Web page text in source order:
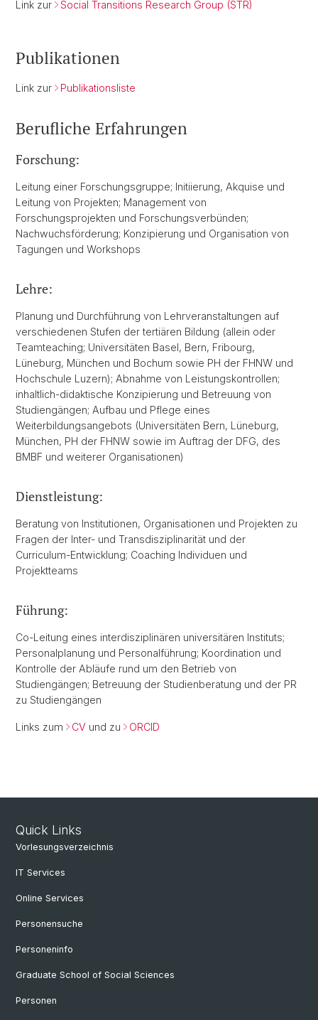
Link zur Social Transitions Research Group (STR)
Publikationen
Link zur Publikationsliste
Berufliche Erfahrungen
Forschung:
Leitung einer Forschungsgruppe; Initiierung, Akquise und
Leitung von Projekten; Management von
Forschungsprojekten und Forschungsverbünden;
Nachwuchsförderung; Konzipierung und Organisation von
Tagungen und Workshops
Lehre:
Planung und Durchführung von Lehrveranstaltungen auf
verschiedenen Stufen der tertiären Bildung (allein oder
Teamteaching; Universitäten Basel, Bern, Fribourg,
Lüneburg, München und Bochum sowie PH der FHNW und
Hochschule Luzern); Abnahme von Leistungskontrollen;
inhaltlich-didaktische Konzipierung und Betreuung von
Studiengängen; Aufbau und Pflege eines
Weiterbildungsangebots (Universitäten Bern, Lüneburg,
München, PH der FHNW sowie im Auftrag der DFG, des
BMBF und weiterer Organisationen)
Dienstleistung:
Beratung von Institutionen, Organisationen und Projekten zu
Fragen der Inter- und Transdisziplinarität und der
Curriculum-Entwicklung; Coaching Individuen und
Projektteams
Führung:
Co-Leitung eines interdisziplinären universitären Instituts;
Personalplanung und Personalführung; Koordination und
Kontrolle der Abläufe rund um den Betrieb von
Studiengängen; Betreuung der Studienberatung und der PR
zu Studiengängen
Links zum CV und zu ORCID
Quick Links
Vorlesungsverzeichnis
IT Services
Online Services
Personensuche
Personeninfo
Graduate School of Social Sciences
Personen